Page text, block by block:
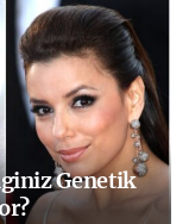
Genetik